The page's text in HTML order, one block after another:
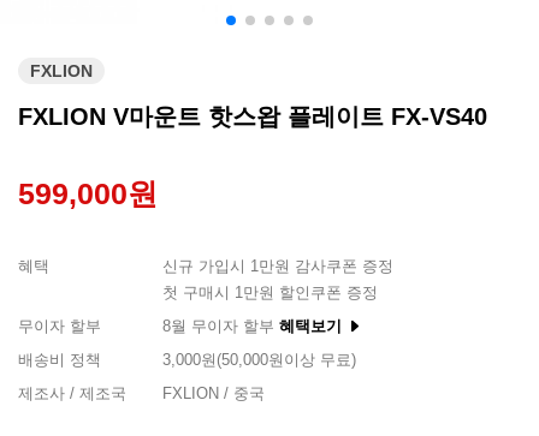
FXLION
FXLION V마운트 핫스왑 플레이트 FX-VS40
599,000원
혜택
신규 가입시 1만원 감사쿠폰 증정
첫 구매시 1만원 할인쿠폰 증정
무이자 할부
8월 무이자 할부 혜택보기
배송비 정책
3,000원(50,000원이상 무료)
제조사 / 제조국
FXLION / 중국